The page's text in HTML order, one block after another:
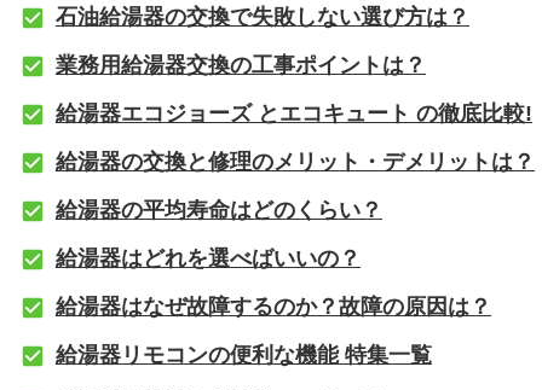
石油給湯器の交換で失敗しない選び方は？
業務用給湯器交換の工事ポイントは？
給湯器エコジョーズ とエコキュート の徹底比較!
給湯器の交換と修理のメリット・デメリットは？
給湯器の平均寿命はどのくらい？
給湯器はどれを選べばいいの？
給湯器はなぜ故障するのか？故障の原因は？
給湯器リモコンの便利な機能 特集一覧